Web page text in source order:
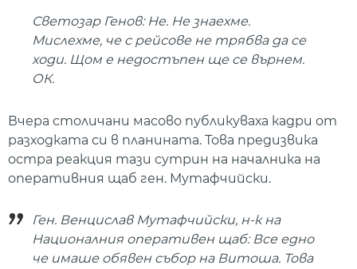
Светозар Генов: Не. Не знаехме.
Мислехме, че с рейсове не трябва да се
ходи. Щом е недостъпен ще се върнем.
ОК.
Вчера столичани масово публикуваха кадри от
разходката си в планината. Това предизвика
остра реакция тази сутрин на началника на
оперативния щаб ген. Мутафчийски.
Ген. Венцислав Мутафчийски, н-к на
Националния оперативен щаб: Все едно
че имаше обявен събор на Витоша. Това